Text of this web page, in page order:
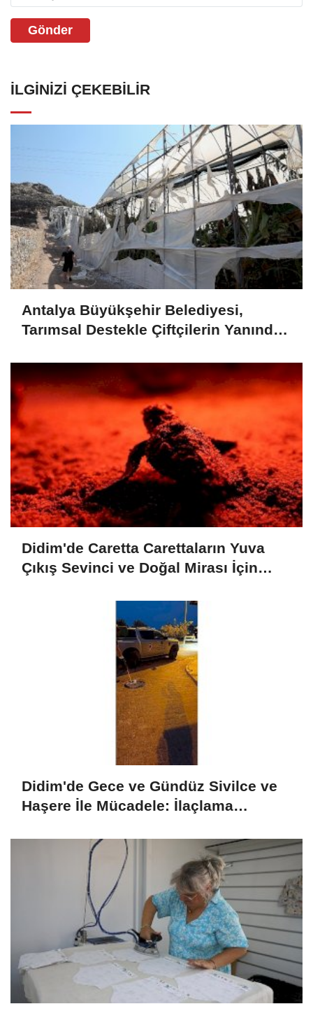
Gönder
İLGINIZI ÇEKEBILIR
Antalya Büyükşehir Belediyesi,
Tarımsal Destekle Çiftçilerin Yanında:
Didim'de Caretta Carettaların Yuva
Çıkış Sevinci ve Doğal Mirası İçin
Didim'de Gece ve Gündüz Sivilce ve
Haşere İle Mücadele: İlaçlama